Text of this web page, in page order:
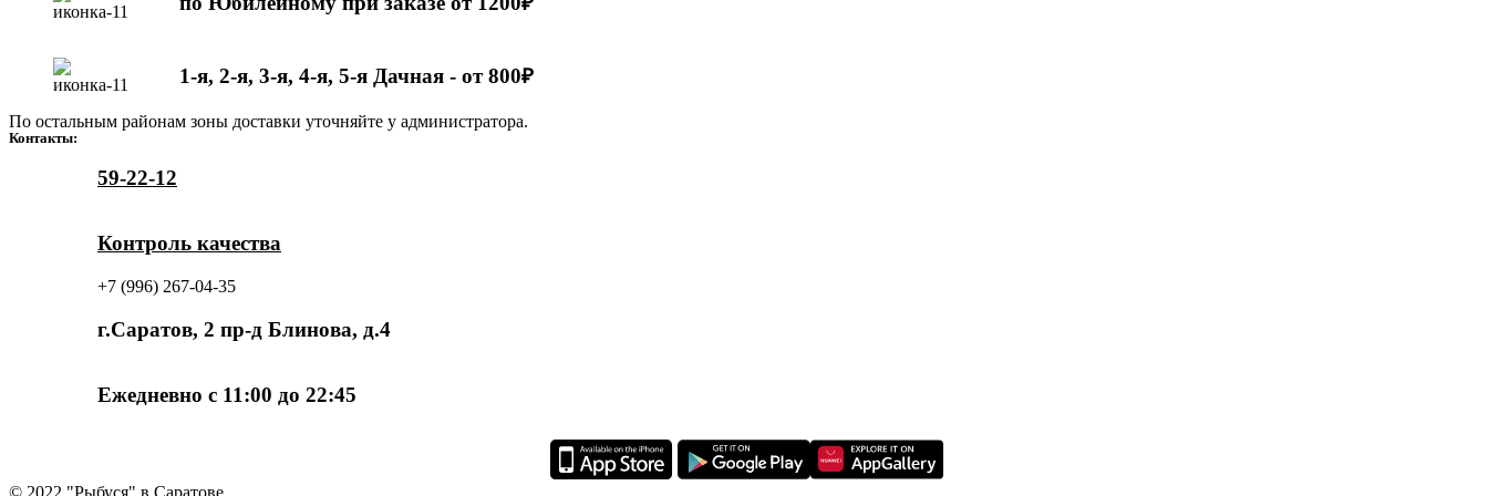
1-я, 2-я, 3-я, 4-я, 5-я Дачная - от 800₽
По остальным районам зоны доставки уточняйте у администратора.
Контакты:
59-22-12
Контроль качества
+7 (996) 267-04-35
г.Саратов, 2 пр-д Блинова, д.4
Ежедневно с 11:00 до 22:45
© 2022 "Рыбуся" в Саратове